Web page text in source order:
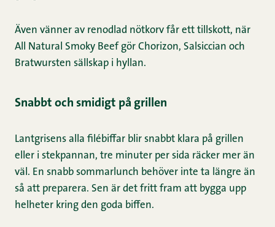
Även vänner av renodlad nötkorv får ett tillskott, när
All Natural Smoky Beef gör Chorizon, Salsiccian och
Bratwursten sällskap i hyllan.
Snabbt och smidigt på grillen
Lantgrisens alla filébiffar blir snabbt klara på grillen
eller i stekpannan, tre minuter per sida räcker mer än
väl. En snabb sommarlunch behöver inte ta längre än
så att preparera. Sen är det fritt fram att bygga upp
helheter kring den goda biffen.